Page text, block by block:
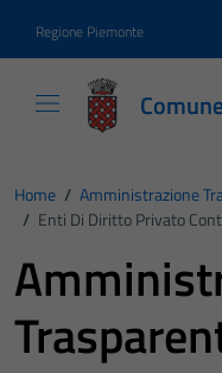
Regione Piemonte
Home / Amministrazione
/ Enti Di Diritto Privato